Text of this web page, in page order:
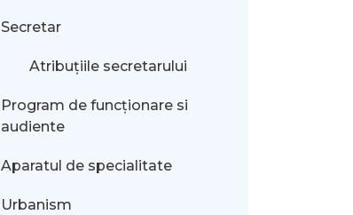
Secretar
Atribuțiile secretarului
Program de funcționare si
audiente
Aparatul de specialitate
Urbanism